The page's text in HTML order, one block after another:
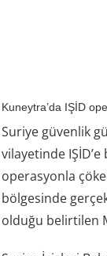
Kuneytra’da IŞİD
Suriye güvenlik
vilayetinde
operasyonla
bölgesinde
olduğu belirtilen